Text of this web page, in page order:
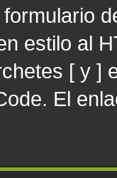
estilo al
[ y ]
El